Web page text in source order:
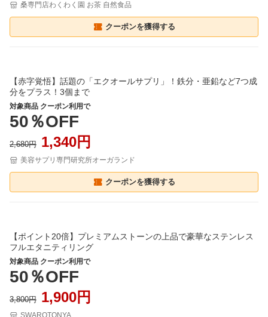
桑専門店わくわく園 お茶 自然食品
クーポンを獲得する
【赤字覚悟】話題の「エクオールサプリ」！鉄分・亜鉛など7つ成
分をプラス！3個まで
対象商品 クーポン利用で
50％OFF
2,680円 1,340円
美容サプリ専門研究所オーガランド
クーポンを獲得する
【ポイント20倍】プレミアムストーンの上品で豪華なステンレス
フルエタニティリング
対象商品 クーポン利用で
50％OFF
3,800円 1,900円
SWAROTONYA